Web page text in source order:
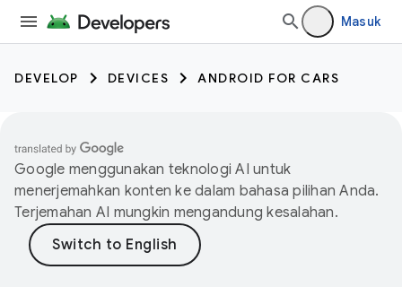
Masuk
DEVELOP DEVICES ANDROID FOR CARS
Google menggunakan teknologi AI untuk
menerjemahkan konten ke dalam bahasa pilihan Anda.
Terjemahan AI mungkin mengandung kesalahan.